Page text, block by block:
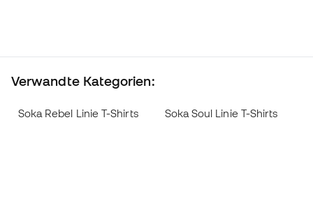
Verwandte Kategorien:
Soka Rebel Linie T-Shirts Soka Soul Linie T-Shirts